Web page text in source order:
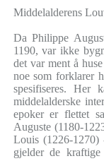
Middelalderens
Da Philippe
1190, var ikke
det var ment å
noe som forklarer
spesifiseres. Her
middelalderske
epoker er flettet
Auguste (1180-
Louis (1226-1270)
gjelder de